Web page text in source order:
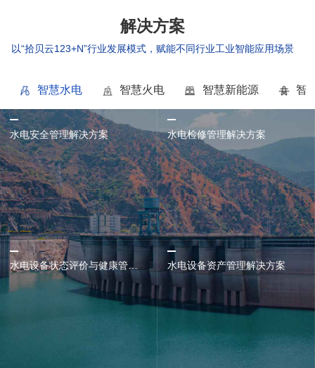
解决方案
以“拾贝云123+N”行业发展模式，赋能不同行业工业智能应用场景
智慧水电 智慧火电 智慧新能源 智
水电安全管理解决方案 水电检修管理解决方案
水电设备状态评价与健康管理解决方案 水电设备资产管理解决方案